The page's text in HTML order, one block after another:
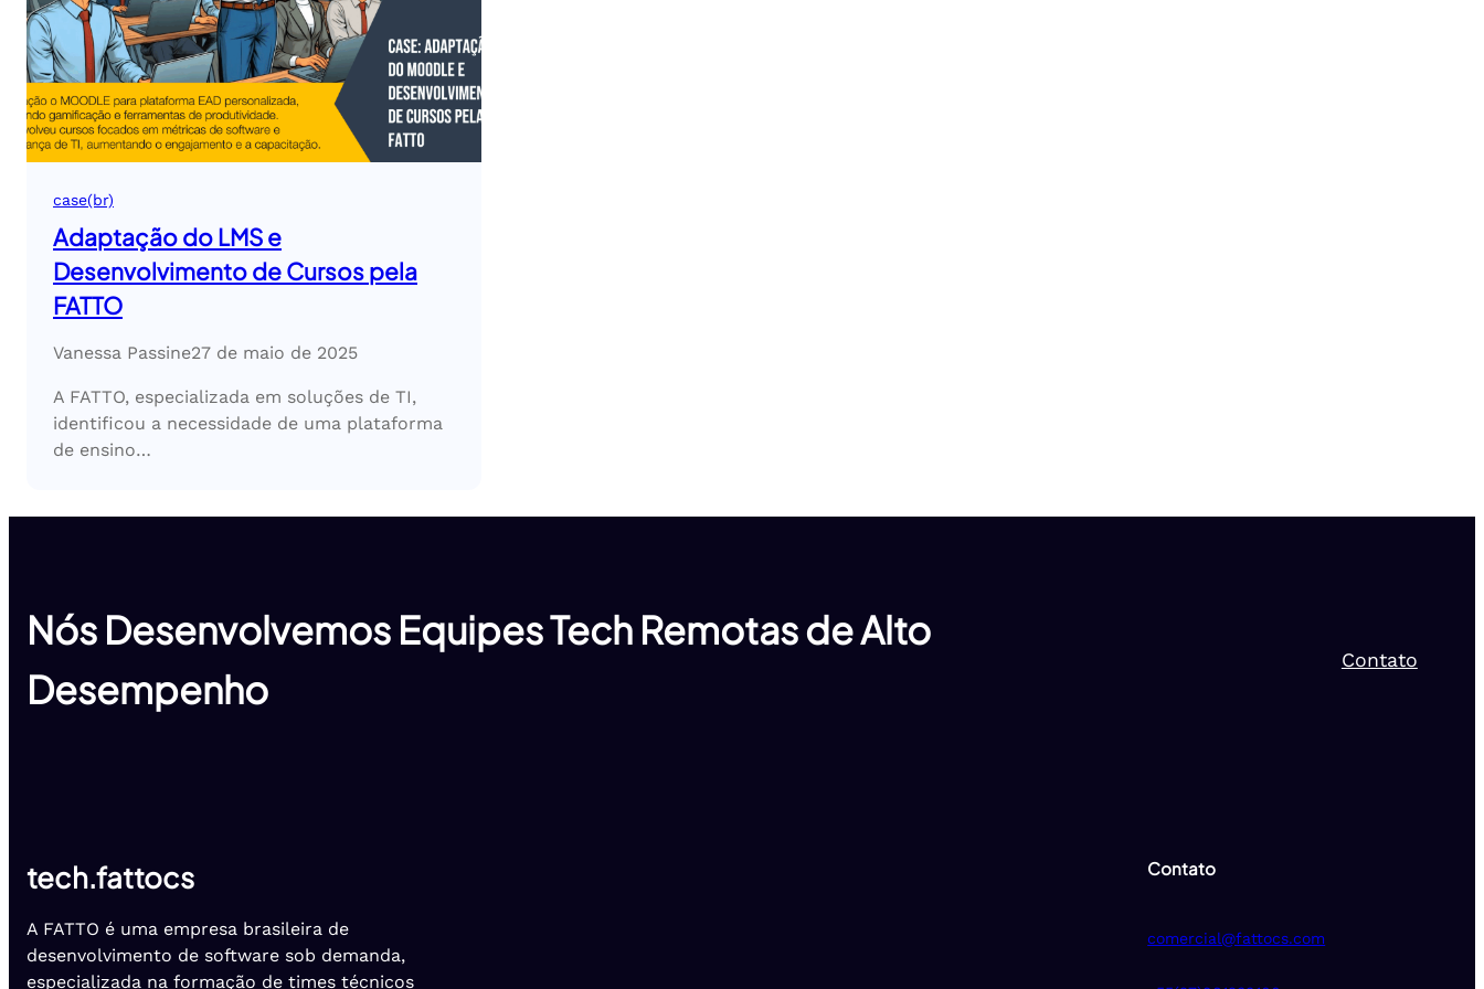
case(br)
Adaptação do LMS e
Desenvolvimento de Cursos pela
FATTO
Vanessa Passine27 de maio de 2025
A FATTO, especializada em soluções de TI,
identificou a necessidade de uma plataforma
de ensino…
Nós Desenvolvemos Equipes Tech Remotas de Alto
Desempenho
Contato
tech.fattocs
A FATTO é uma empresa brasileira de
desenvolvimento de software sob demanda,
especializada na formação de times técnicos
Contato
comercial@fattocs.com